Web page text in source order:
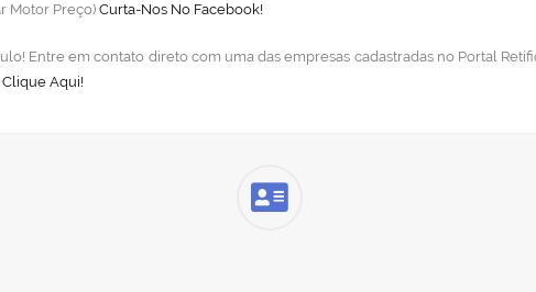
Motor Preço) Curta-Nos No Facebook!
Entre em contato direto com uma das empresas cadastradas no Portal
Clique Aqui!